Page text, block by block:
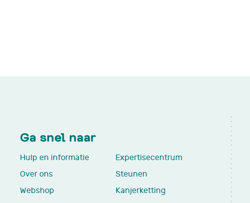
Ga snel naar
Hulp en informatie
Expertisecentrum
Over ons
Steunen
Webshop
Kanjerketting